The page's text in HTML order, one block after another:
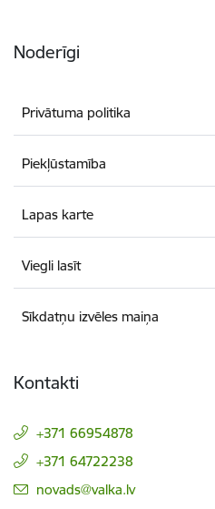
Noderīgi
Privātuma politika
Piekļūstamība
Lapas karte
Viegli lasīt
Sīkdatņu izvēles maiņa
Kontakti
+371 66954878
+371 64722238
E-pasts:
novads@valka.lv